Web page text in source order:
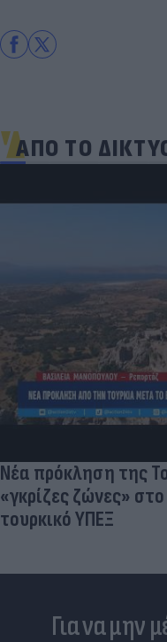
ΑΠΟ ΤΟ
Νέα πρόκληση της
«γκρίζες ζώνες»
τουρκικό ΥΠΕΞ
Για να μην